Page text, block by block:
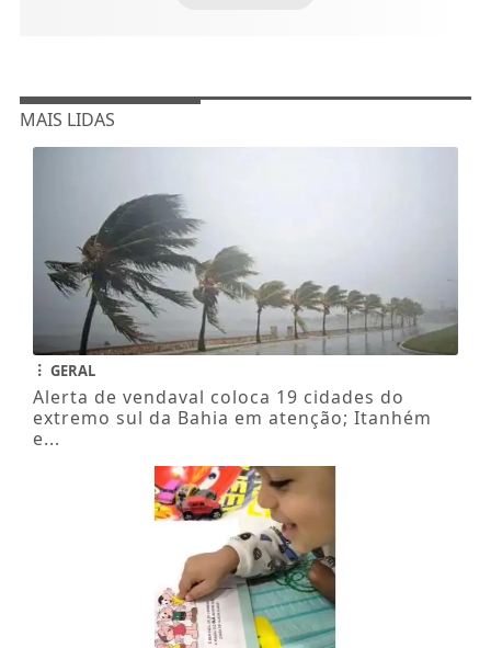
MAIS LIDAS
GERAL
Alerta de vendaval coloca 19 cidades do
extremo sul da Bahia em atenção; Itanhém
e...